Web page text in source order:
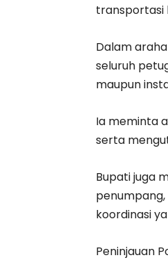
transportasi
Dalam
seluruh
maupun
Ia meminta
serta
Bupati juga
koordinasi
Peninjauan